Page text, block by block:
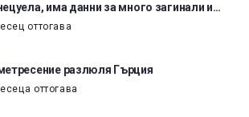
има данни за много загинали и…
оттогава
разлюля Гърция
оттогава